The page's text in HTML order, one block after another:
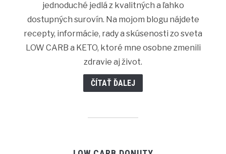
jednoduché jedlá z kvalitných a ľahko
dostupných surovín. Na mojom blogu nájdete
recepty, informácie, rady a skúsenosti zo sveta
LOW CARB a KETO, ktoré mne osobne zmenili
zdravie aj život.
ČÍTAŤ ĎALEJ